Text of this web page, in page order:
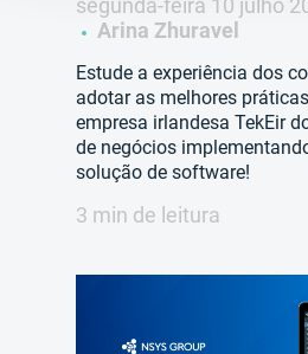
segunda-feira 10 julho
Arina Zhuravel
Estude a experiência dos
adotar as melhores
empresa irlandesa TekEir
de negócios
solução de software!
3 min de leitura